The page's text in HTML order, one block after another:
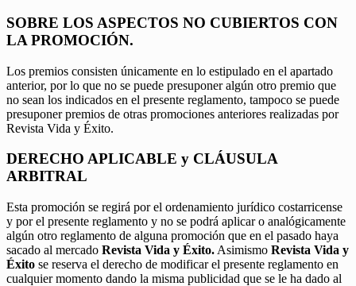
SOBRE LOS ASPECTOS NO CUBIERTOS CON
LA PROMOCIÓN.
Los premios consisten únicamente en lo estipulado en el apartado
anterior, por lo que no se puede presuponer algún otro premio que
no sean los indicados en el presente reglamento, tampoco se puede
presuponer premios de otras promociones anteriores realizadas por
Revista Vida y Éxito.
DERECHO APLICABLE y CLÁUSULA
ARBITRAL
Esta promoción se regirá por el ordenamiento jurídico costarricense
y por el presente reglamento y no se podrá aplicar o analógicamente
algún otro reglamento de alguna promoción que en el pasado haya
sacado al mercado Revista Vida y Éxito. Asimismo Revista Vida y
Éxito se reserva el derecho de modificar el presente reglamento en
cualquier momento dando la misma publicidad que se le ha dado al